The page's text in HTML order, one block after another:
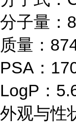
分子量：
质量：
PSA：
LogP：
外观与性